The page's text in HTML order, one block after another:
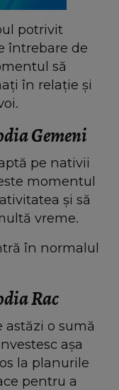
potrivit
întrebare de
să
în relație și
Gemeni
pe nativii
momentul
și să
vreme.
în normalul
Rac
astăzi o sumă
așa
la planurile
pentru a